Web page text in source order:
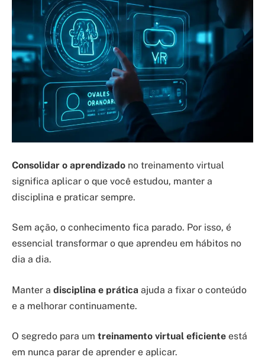
Consolidar o aprendizado no treinamento virtual
significa aplicar o que você estudou, manter a
disciplina e praticar sempre.
Sem ação, o conhecimento fica parado. Por isso, é
essencial transformar o que aprendeu em hábitos no
dia a dia.
Manter a disciplina e prática ajuda a fixar o conteúdo
e a melhorar continuamente.
O segredo para um treinamento virtual eficiente está
em nunca parar de aprender e aplicar.